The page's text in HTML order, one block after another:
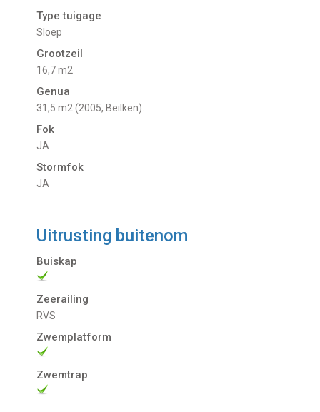
Type tuigage
Sloep
Grootzeil
16,7 m2
Genua
31,5 m2 (2005, Beilken).
Fok
JA
Stormfok
JA
Uitrusting buitenom
Buiskap
Zeerailing
RVS
Zwemplatform
Zwemtrap